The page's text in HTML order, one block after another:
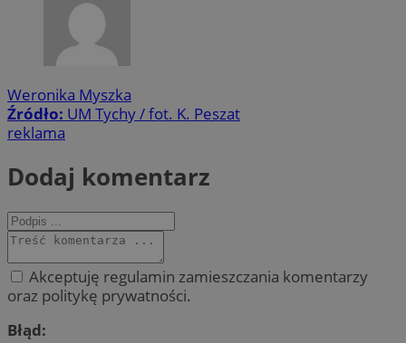
Weronika Myszka
Źródło: UM Tychy / fot. K. Peszat
reklama
Dodaj komentarz
Akceptuję regulamin zamieszczania komentarzy
oraz politykę prywatności.
Błąd: